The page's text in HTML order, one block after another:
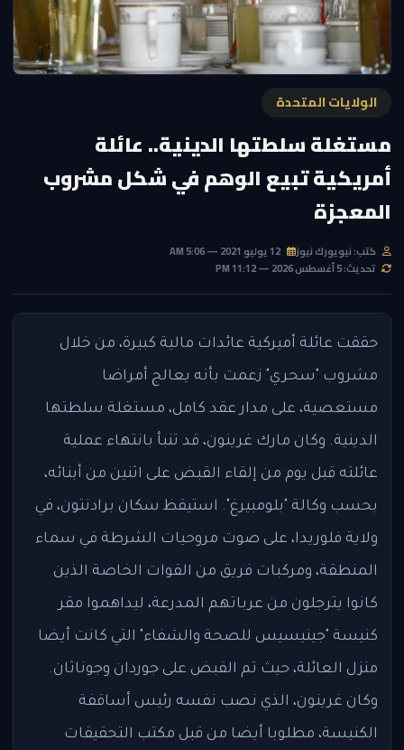
الولايات المتحدة
مستغلة سلطتها الدينية.. عائلة
أمريكية تبيع الوهم في شكل مشروب
المعجزة
كتب: نيويورك نيوز
تحديث: 5 أغسطس 2026 — 11:12 PM
حققت عائلة أميركية عائدات مالية كبيرة، من خلال
مشروب "سحري" زعمت بأنه يعالج أمراضا
مستعصية، على مدار عقد كامل، مستغلة سلطتها
الدينية. وكان مارك غرينون، قد تنبأ بانتهاء عملية
عائلته قبل يوم من إلقاء القبض على اثنين من أبنائه،
بحسب وكالة "بلومبيرغ". استيقظ سكان برادنتون، في
ولاية فلوريدا، على صوت مروحيات الشرطة في سماء
المنطقة، ومركبات فريق من القوات الخاصة الذين
كانوا يترجلون من عرباتهم المدرعة، ليداهموا مقر
كنيسة "جينيسيس للصحة والشفاء" التي كانت أيضا
منزل العائلة، حيث تم القبض على جوردان وجوناثان.
وكان غرينون، الذي نصب نفسه رئيس أساقفة
الكنيسة، مطلوبا أيضا من قبل مكتب التحقيقات